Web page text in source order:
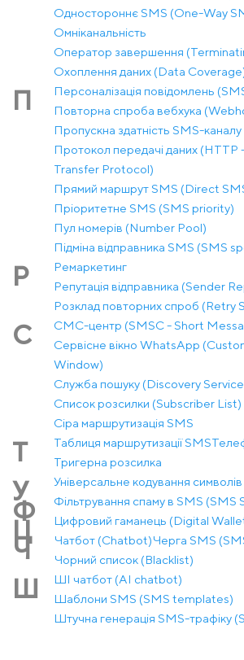
Одностороннє SMS (One-Way
Омніканальність
Оператор завершення
Охоплення даних (Data
П
Персоналізація повідомлень
Повторна спроба вебхука
Пропускна здатність SMS-
Протокол передачі даних (HTTP
Transfer Protocol)
Прямий маршрут SMS (Direct
Пріоритетне SMS (SMS priority)
Пул номерів (Number Pool)
Підміна відправника SMS (SMS
Р
Ремаркетинг
Репутація відправника (Sender
Розклад повторних спроб (Retry
С
СМС-центр (SMSC - Short
Сервісне вікно WhatsApp
Window)
Служба пошуку (Discovery
Список розсилки (Subscriber List)
Сіра маршрутизація SMS
Т Таблиця маршрутизації SMS
Тригерна розсилка
У Універсальне кодування
Ф Фільтрування спаму в SMS (SMS
Ц Цифровий гаманець (Digital
Ч Чатбот (Chatbot)Черга SMS
Чорний список (Blacklist)
Ш
ШІ чатбот (AI chatbot)
Шаблони SMS (SMS templates)
Штучна генерація SMS-трафіку